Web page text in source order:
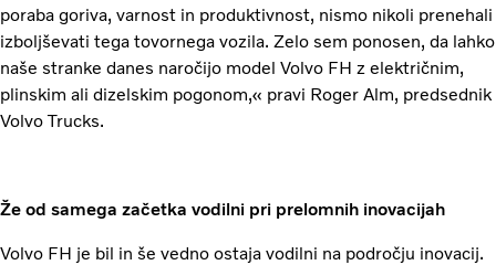
poraba goriva, varnost in produktivnost, nismo nikoli prenehali
izboljševati tega tovornega vozila. Zelo sem ponosen, da lahko
naše stranke danes naročijo model Volvo FH z električnim,
plinskim ali dizelskim pogonom,« pravi Roger Alm, predsednik
Volvo Trucks.
Že od samega začetka vodilni pri prelomnih inovacijah
Volvo FH je bil in še vedno ostaja vodilni na področju inovacij.